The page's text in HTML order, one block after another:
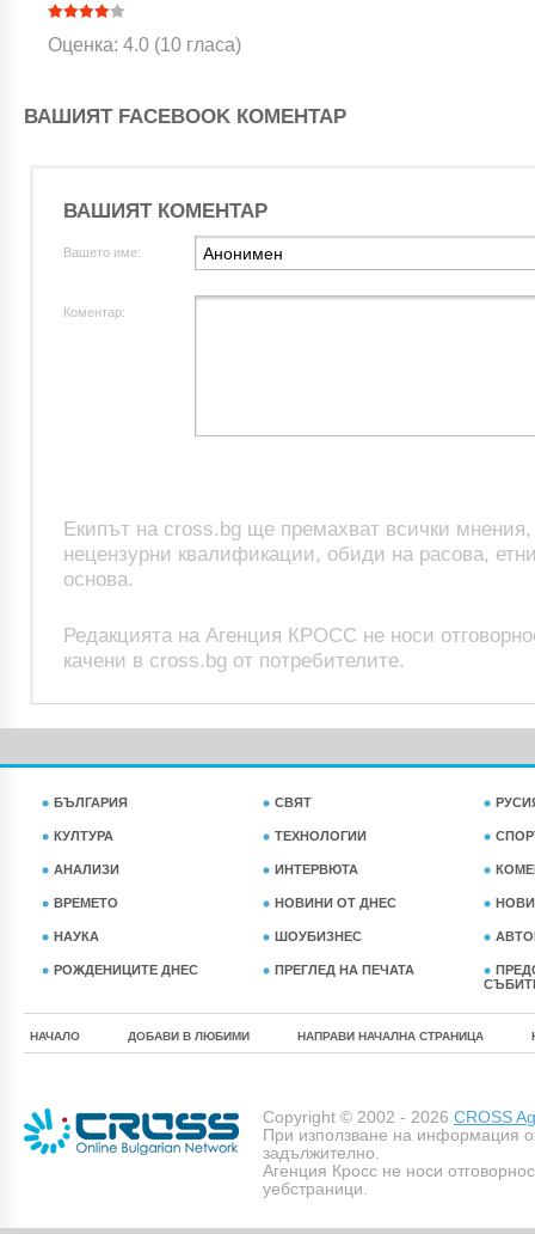
Оценка: 4.0 (10 гласа)
ВАШИЯТ FACEBOOK КОМЕНТАР
ВАШИЯТ КОМЕНТАР
Вашето име:
Коментар:
Екипът на cross.bg ще премахват всички
нецензурни квалификации, обиди на расова,
основа.
Редакцията на Агенция КРОСС не носи
качени в cross.bg от потребителите.
БЪЛГАРИЯ СВЯТ
КУЛТУРА ТЕХНОЛОГИИ
АНАЛИЗИ ИНТЕРВЮТА
ВРЕМЕТО НОВИНИ ОТ ДНЕС
НАУКА ШОУБИЗНЕС
РОЖДЕНИЦИТЕ ДНЕС ПРЕГЛЕД НА ПЕЧАТА
НАЧАЛО ДОБАВИ В ЛЮБИМИ НАПРАВИ НАЧАЛНА СТРАНИЦА
Copyright © 2002 - 2026 CROSS
При използване на информация
задължително.
Агенция Кросс не носи
уебстраници.